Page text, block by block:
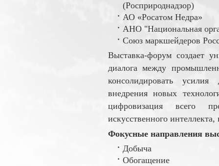
(Росприроднадзор)
АО «Росатом Недра»
АНО "Национальная
Союз маркшейдеров
Выставка-форум создает
диалога между
консолидировать усилия
внедрения новых
цифровизация всего
искусственного интеллекта,
Фокусные направления
Добыча
Обогащение